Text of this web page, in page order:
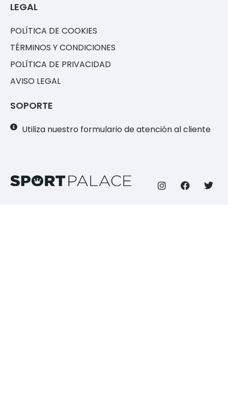
LEGAL
POLÍTICA DE COOKIES
TÉRMINOS Y CONDICIONES
POLÍTICA DE PRIVACIDAD
AVISO LEGAL
SOPORTE
Utiliza nuestro formulario de atención al cliente